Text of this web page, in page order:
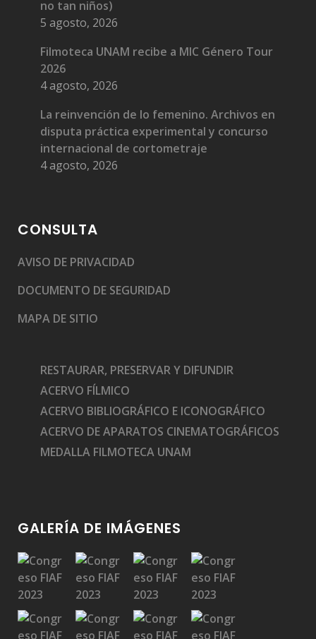
no tan niños)
5 agosto, 2026
Filmoteca UNAM recibe a MIC Género Tour
2026
4 agosto, 2026
La reinvención de lo femenino. Archivos en
disputa práctica experimental y concurso
internacional de cortometraje
4 agosto, 2026
CONSULTA
AVISO DE PRIVACIDAD
DOCUMENTO DE SEGURIDAD
MAPA DE SITIO
RESTAURAR, PRESERVAR Y DIFUNDIR
ACERVO FÍLMICO
ACERVO BIBLIOGRÁFICO E ICONOGRÁFICO
ACERVO DE APARATOS CINEMATOGRÁFICOS
MEDALLA FILMOTECA UNAM
GALERÍA DE IMÁGENES